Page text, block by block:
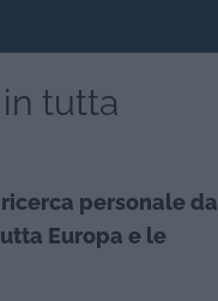
tutta
personale da
Europa e le